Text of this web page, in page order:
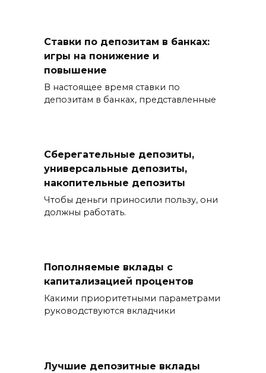
Ставки по депозитам в банках:
игры на понижение и
повышение
В настоящее время ставки по
депозитам в банках, представленные
Сберегательные депозиты,
универсальные депозиты,
накопительные депозиты
Чтобы деньги приносили пользу, они
должны работать.
Пополняемые вклады с
капитализацией процентов
Какими приоритетными параметрами
руководствуются вкладчики
Лучшие депозитные вклады